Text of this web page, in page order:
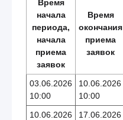
Время
начала
периода,
начала
приема
заявок
Время
окончания
приема
заявок
03.06.2026
10:00
10.06.2026
10:00
10.06.2026
17.06.2026